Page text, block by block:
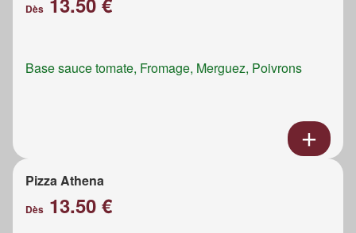
Dès
Base sauce tomate, Fromage, Merguez, Poivrons
Pizza Athena
Dès 13.50 €